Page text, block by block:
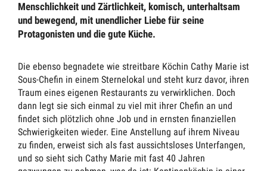
Menschlichkeit und Zärtlichkeit, komisch, unterhaltsam
und bewegend, mit unendlicher Liebe für seine
Protagonisten und die gute Küche.
Die ebenso begnadete wie streitbare Köchin Cathy Marie ist
Sous-Chefin in einem Sternelokal und steht kurz davor, ihren
Traum eines eigenen Restaurants zu verwirklichen. Doch
dann legt sie sich einmal zu viel mit ihrer Chefin an und
findet sich plötzlich ohne Job und in ernsten finanziellen
Schwierigkeiten wieder. Eine Anstellung auf ihrem Niveau
zu finden, erweist sich als fast aussichtsloses Unterfangen,
und so sieht sich Cathy Marie mit fast 40 Jahren